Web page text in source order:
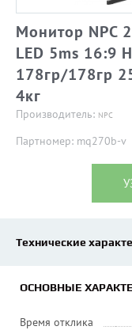
Монитор NPC
LED 5ms 16:9
178гр/178гр
4кг
Производитель: NPC
Партномер: mq270b-v
Технические
ОСНОВНЫЕ
Время отклика